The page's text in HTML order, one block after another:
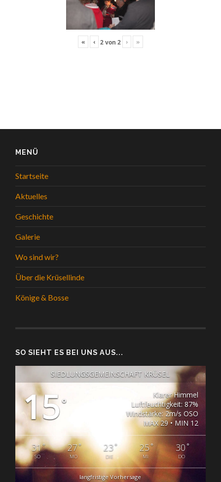
« ‹ 2von 2 › »
MENÜ
Startseite
Aktuelles
Geschichte
Galerie
Wo sind wir?
Über die Krüsellinde
Könige & Bosse
SO SIEHT ES BEI UNS AUS...
SIEDLUNGSGEMEINSCHAFT KRÜSEL
15°
Klarer Himmel
Luftfeuchtigkeit: 87%
Windstärke: 2m/s OSO
MAX 29 • MIN 12
31°
SO
27°
MO
23°
DIE
25°
MI
30 °
DO
langfristige Vorhersage